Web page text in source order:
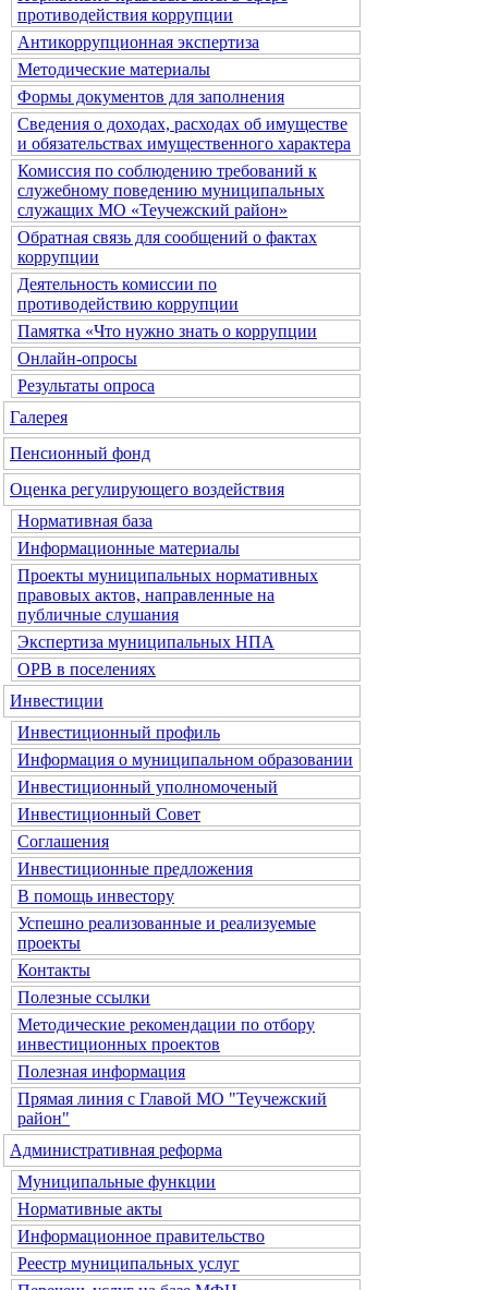
противодействия коррупции
Антикоррупционная экспертиза
Методические материалы
Формы документов для заполнения
Сведения о доходах, расходах об имуществе
и обязательствах имущественного характера
Комиссия по соблюдению требований к
служебному поведению муниципальных
служащих МО «Теучежский район»
Обратная связь для сообщений о фактах
коррупции
Деятельность комиссии по
противодействию коррупции
Памятка «Что нужно знать о коррупции
Онлайн-опросы
Результаты опроса
Галерея
Пенсионный фонд
Оценка регулирующего воздействия
Нормативная база
Информационные материалы
Проекты муниципальных нормативных
правовых актов, направленные на
публичные слушания
Экспертиза муниципальных НПА
ОРВ в поселениях
Инвестиции
Инвестиционный профиль
Информация о муниципальном образовании
Инвестиционный уполномоченый
Инвестиционный Совет
Соглашения
Инвестиционные предложения
В помощь инвестору
Успешно реализованные и реализуемые
проекты
Контакты
Полезные ссылки
Методические рекомендации по отбору
инвестиционных проектов
Полезная информация
Прямая линия с Главой МО "Теучежский
район"
Административная реформа
Муниципальные функции
Нормативные акты
Информационное правительство
Реестр муниципальных услуг